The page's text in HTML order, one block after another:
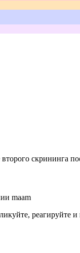
скрининга
maam
реагируйте и